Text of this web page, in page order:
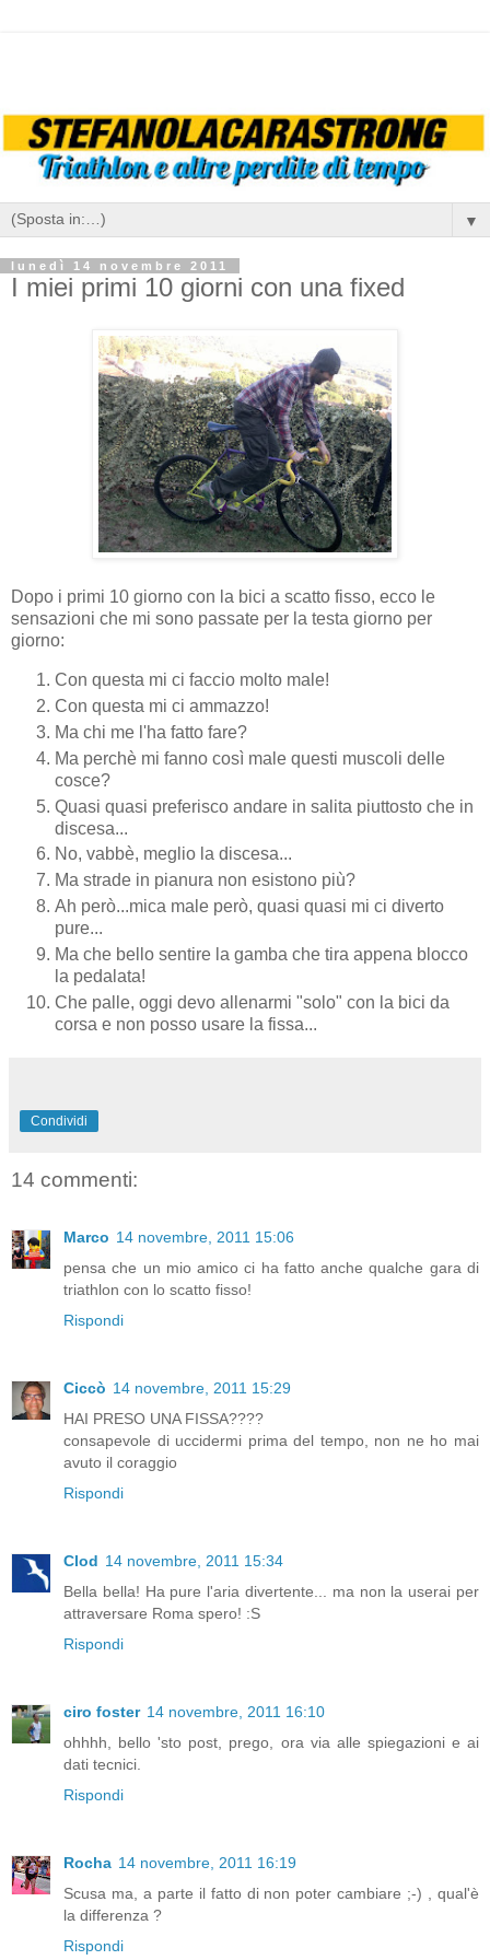
▼
lunedì 14 novembre 2011
I miei primi 10 giorni con una fixed
Dopo i primi 10 giorno con la bici a scatto fisso, ecco le
sensazioni che mi sono passate per la testa giorno per
giorno:
Con questa mi ci faccio molto male!
Con questa mi ci ammazzo!
Ma chi me l'ha fatto fare?
Ma perchè mi fanno così male questi muscoli delle
cosce?
Quasi quasi preferisco andare in salita piuttosto che in
discesa...
No, vabbè, meglio la discesa...
Ma strade in pianura non esistono più?
Ah però...mica male però, quasi quasi mi ci diverto
pure...
Ma che bello sentire la gamba che tira appena blocco
la pedalata!
Che palle, oggi devo allenarmi "solo" con la bici da
corsa e non posso usare la fissa...
Condividi
14 commenti:
Marco 14 novembre, 2011 15:06
pensa che un mio amico ci ha fatto anche qualche gara di
triathlon con lo scatto fisso!
Rispondi
Ciccò 14 novembre, 2011 15:29
HAI PRESO UNA FISSA????
consapevole di uccidermi prima del tempo, non ne ho mai
avuto il coraggio
Rispondi
Clod 14 novembre, 2011 15:34
Bella bella! Ha pure l'aria divertente... ma non la userai per
attraversare Roma spero! :S
Rispondi
ciro foster 14 novembre, 2011 16:10
ohhhh, bello 'sto post, prego, ora via alle spiegazioni e ai
dati tecnici.
Rispondi
Rocha 14 novembre, 2011 16:19
Scusa ma, a parte il fatto di non poter cambiare ;-) , qual'è
la differenza ?
Rispondi